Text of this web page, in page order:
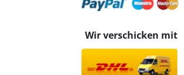
Wir verschicken mit